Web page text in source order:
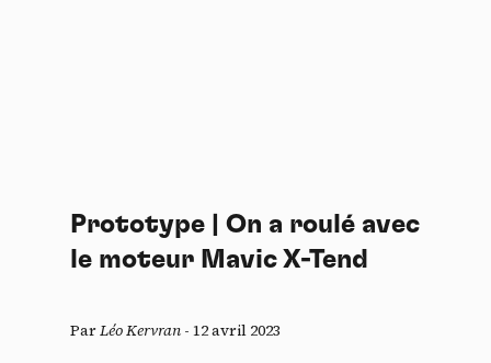
Prototype | On a roulé avec
le moteur Mavic X-Tend
ParLéo Kervran - 12 avril 2023